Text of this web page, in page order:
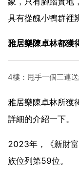
具有從醜小鴨群裡
雅居樂陳卓林都獲
4樓：甩手一個三連
雅居樂陳卓林所獲
詳細的介紹一下。
2023年，《新財
族位列第59位。